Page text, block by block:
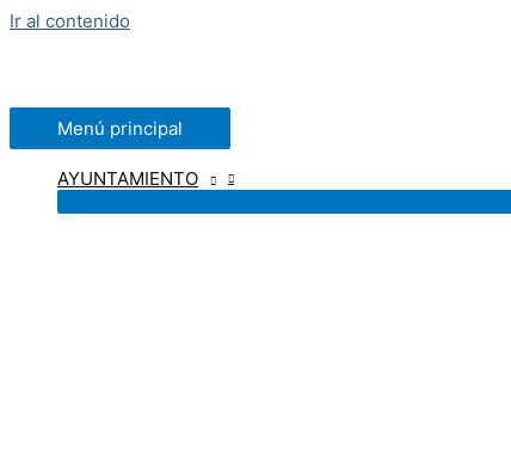
Ir al contenido
Menú principal
AYUNTAMIENTO